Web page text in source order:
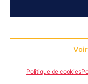
Politique de cookies